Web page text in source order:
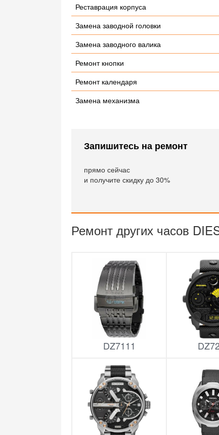
Реставрация корпуса
Замена заводной головки
Замена заводного валика
Ремонт кнопки
Ремонт календаря
Замена механизма
Запишитесь на ремонт
прямо сейчас
и получите скидку до 30%
Ремонт других часов
DZ7111